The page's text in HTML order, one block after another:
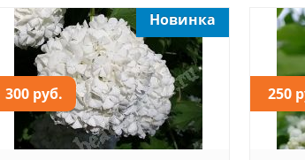
300 руб.
Новинка
250